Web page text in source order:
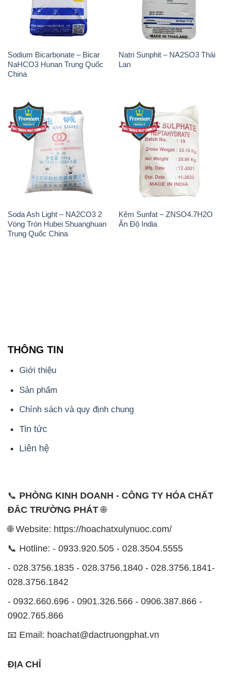
Sodium Bicarbonate – Bicar
NaHCO3 Hunan Trung Quốc
China
Natri Sunphit – NA2SO3 Thái
Lan
Soda Ash Light – NA2CO3 2
Vòng Tròn Hubei Shuanghuan
Trung Quốc China
Kẽm Sunfat – ZNSO4.7H2O
Ấn Độ India
THÔNG TIN
Giới thiệu
Sản phẩm
Chính sách và quy định chung
Tin tức
Liên hệ
📞 PHÒNG KINH DOANH - CÔNG TY HÓA CHẤT
ĐẮC TRƯỜNG PHÁT🌐
🌐 Website: https://hoachatxulynuoc.com/
📞 Hotline: - 0933.920.505 - 028.3504.5555
- 028.3756.1835 - 028.3756.1840 - 028.3756.1841-
028.3756.1842
- 0932.660.696 - 0901.326.566 - 0906.387.866 -
0902.765.866
📧 Email: hoachat@dactruongphat.vn
ĐỊA CHỈ